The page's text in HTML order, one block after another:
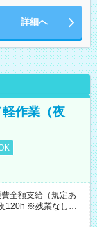
詳細へ
作業（夜
全額支給（規定あ
120h ※残業なしの場